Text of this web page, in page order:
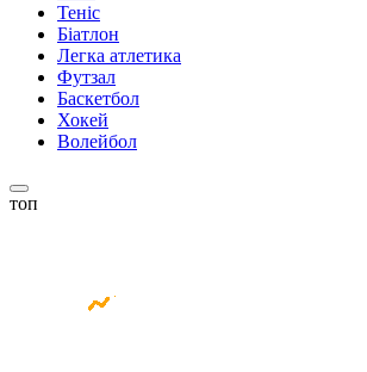
Теніс
Біатлон
Легка атлетика
Футзал
Баскетбол
Хокей
Волейбол
топ